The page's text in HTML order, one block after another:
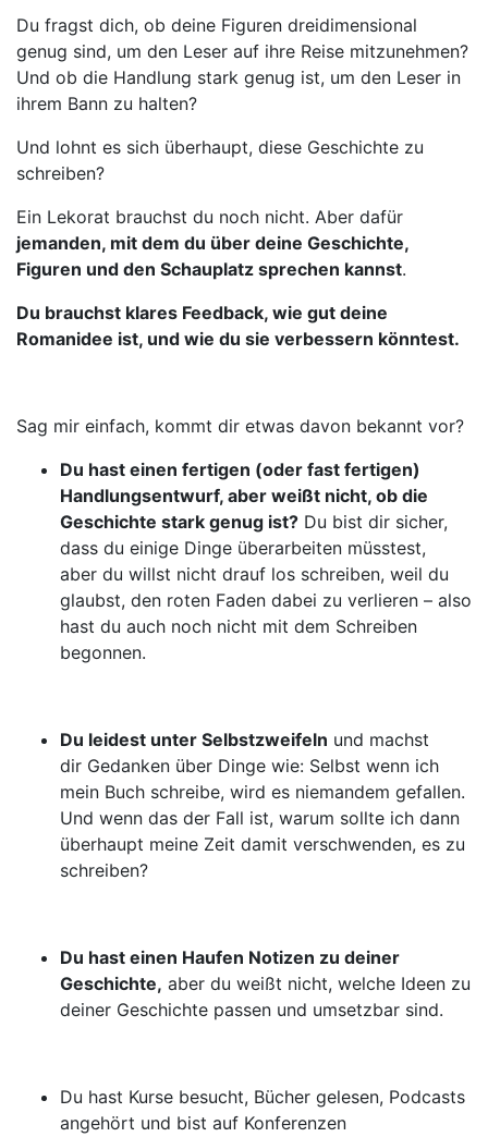
Du fragst dich, ob deine Figuren dreidimensional
genug sind, um den Leser auf ihre Reise mitzunehmen?
Und ob die Handlung stark genug ist, um den Leser in
ihrem Bann zu halten?
Und lohnt es sich überhaupt, diese Geschichte zu
schreiben?
Ein Lekorat brauchst du noch nicht. Aber dafür
jemanden, mit dem du über deine Geschichte,
Figuren und den Schauplatz sprechen kannst.
Du brauchst klares Feedback, wie gut deine
Romanidee ist, und wie du sie verbessern könntest.
Sag mir einfach, kommt dir etwas davon bekannt vor?
Du hast einen fertigen (oder fast fertigen)
Handlungsentwurf, aber weißt nicht, ob die
Geschichte stark genug ist? Du bist dir sicher,
dass du einige Dinge überarbeiten müsstest,
aber du willst nicht drauf los schreiben, weil du
glaubst, den roten Faden dabei zu verlieren – also
hast du auch noch nicht mit dem Schreiben
begonnen.
Du leidest unter Selbstzweifeln und machst
dir Gedanken über Dinge wie: Selbst wenn ich
mein Buch schreibe, wird es niemandem gefallen.
Und wenn das der Fall ist, warum sollte ich dann
überhaupt meine Zeit damit verschwenden, es zu
schreiben?
Du hast einen Haufen Notizen zu deiner
Geschichte, aber du weißt nicht, welche Ideen zu
deiner Geschichte passen und umsetzbar sind.
Du hast Kurse besucht, Bücher gelesen, Podcasts
angehört und bist auf Konferenzen